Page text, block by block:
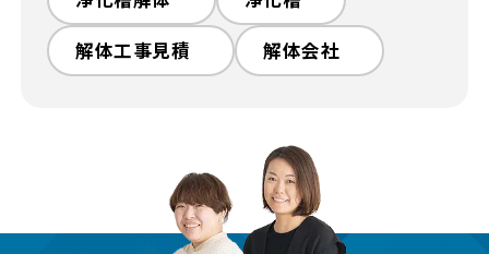
解体工事見積
解体会社